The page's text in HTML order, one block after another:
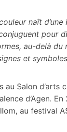
naît
pour
au-delà du
et
Salon d’arts
d’Agen.
au festival